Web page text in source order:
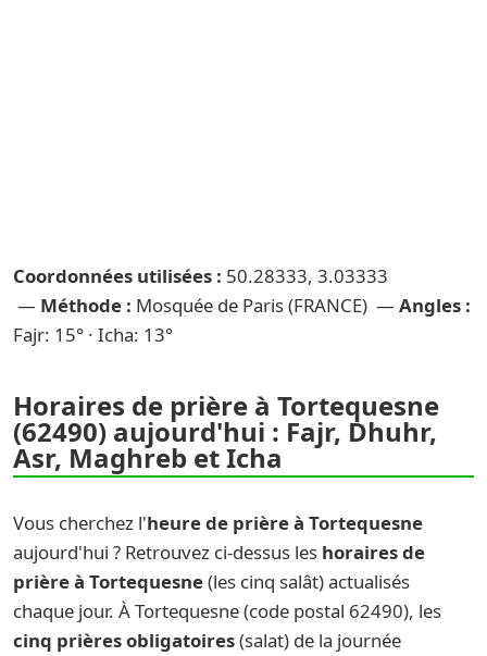
Coordonnées utilisées : 50.28333, 3.03333
— Méthode : Mosquée de Paris (FRANCE) — Angles :
Fajr: 15° · Icha: 13°
Horaires de prière à Tortequesne
(62490) aujourd'hui : Fajr, Dhuhr,
Asr, Maghreb et Icha
Vous cherchez l'heure de prière à Tortequesne
aujourd'hui ? Retrouvez ci-dessus les horaires de
prière à Tortequesne(les cinq salât) actualisés
chaque jour. À Tortequesne (code postal 62490), les
cinq prières obligatoires(salat) de la journée